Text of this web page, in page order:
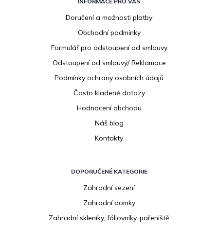
Doručení a možnosti platby
Obchodní podmínky
Formulář pro odstoupení od smlouvy
Odstoupení od smlouvy/ Reklamace
Podmínky ochrany osobních údajů
Často kladené dotazy
Hodnocení obchodu
Náš blog
Kontakty
DOPORUČENÉ KATEGORIE
Zahradní sezení
Zahradní domky
Zahradní skleníky, fóliovníky, pařeniště